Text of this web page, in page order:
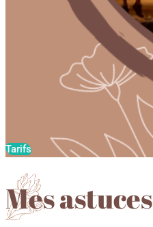
Tarifs
Mes astuces